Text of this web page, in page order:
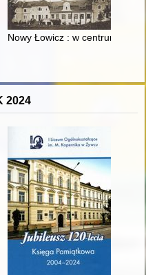
: prestiż finansowy i
Nowy Łowicz : w centrum
2024